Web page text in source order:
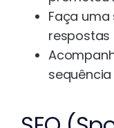
Faça
respostas